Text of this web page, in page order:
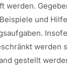
und
gestellt